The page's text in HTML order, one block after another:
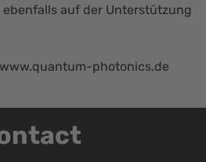
ebenfalls auf der Unterstützung
www.quantum-photonics.de